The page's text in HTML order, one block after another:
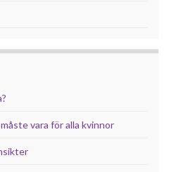
vara för alla kvinnor